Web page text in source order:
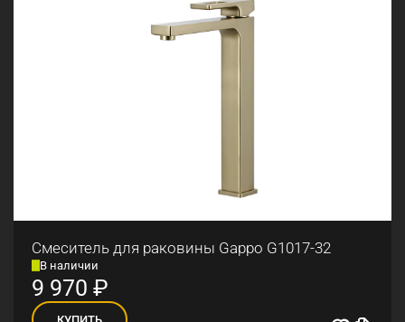
Смеситель для раковины Gappo G1017-32
В наличии
9 970 ₽